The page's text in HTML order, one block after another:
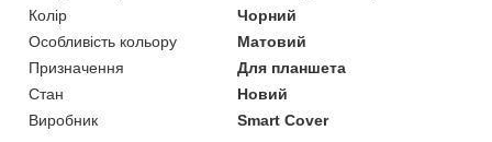
Колір
Чорний
Особливість кольору
Матовий
Призначення
Для планшета
Стан
Новий
Виробник
Smart Cover